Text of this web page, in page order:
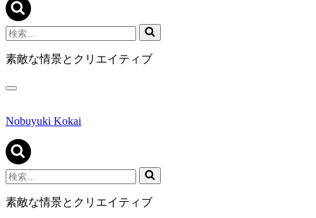
検
索...
素敵な情景とクリエイティブ
ナ
ゲ
シ
ョ
ン
メ
ニ
ュ
Nobuyuki Kokai
検
索...
素敵な情景とクリエイティブ